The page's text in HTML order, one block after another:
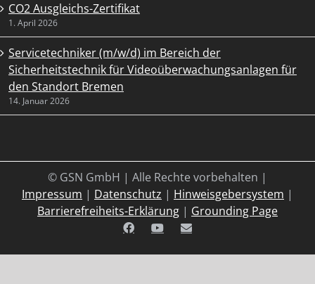
CO2 Ausgleichs-Zertifikat
1. April 2026
Servicetechniker (m/w/d) im Bereich der
Sicherheitstechnik für Videoüberwachungsanlagen für
den Standort Bremen
14. Januar 2026
© GSN GmbH | Alle Rechte vorbehalten |
Impressum | Datenschutz | Hinweisgebersystem |
Barrierefreiheits-Erklärung | Grounding Page
FacebookYouTube
E-